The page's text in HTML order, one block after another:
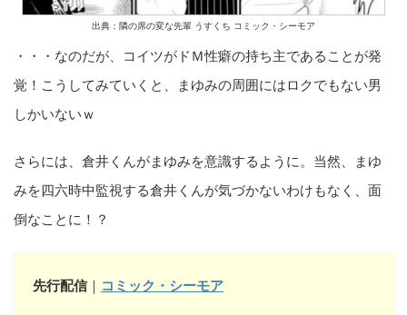
出典：隣の席の変な先輩 うすくち コミック・シーモア
・・・なのだが、コイツがドＭ性癖の持ち主であることが発
覚！こうしてみていくと、まゆみの周囲にはロクでもない男
しかいないｗ
さらには、倉井くんがまゆみを意識するように。当然、まゆ
みを四六時中監視する倉井くんが気づかないわけもなく、面
倒なことに！？
先行配信｜ コミック・シーモア